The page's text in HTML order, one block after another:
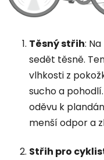
Těsný střih:
sedět těsně.
vlhkosti z
sucho a pohodlí.
oděvu k
menší odpor a
Střih pro